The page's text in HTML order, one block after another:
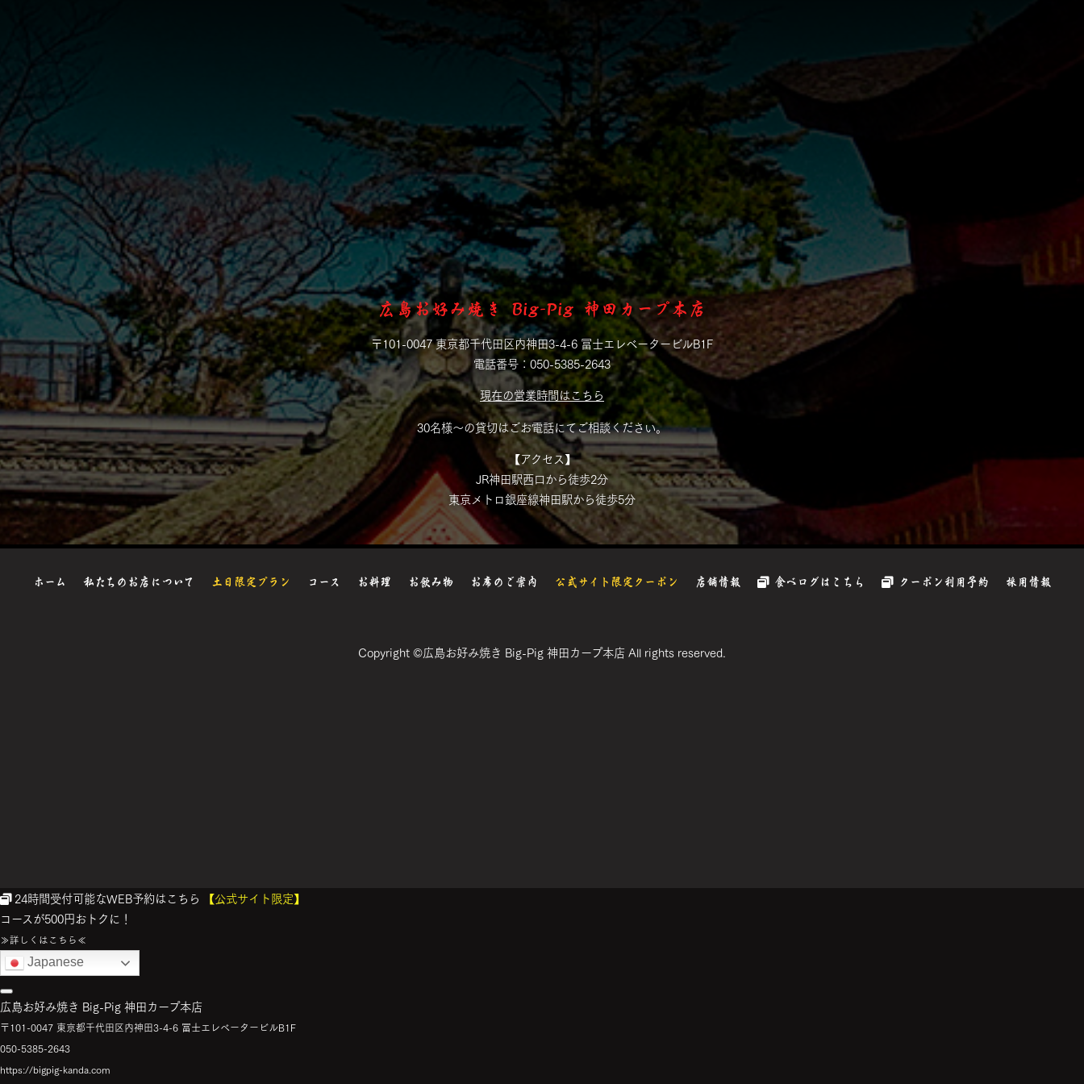
広島お好み焼き Big-Pig 神田カープ本店
〒101-0047 東京都千代田区内神田3-4-6 冨士エレベータービルB1F
電話番号：050-5385-2643
現在の営業時間はこちら
30名様～の貸切はごお電話にてご相談ください。
【アクセス】
JR神田駅西口から徒歩2分
東京メトロ銀座線神田駅から徒歩5分
ホーム 私たちのお店について 土日限定プラン コース お料理 お飲み物 お席のご案内 公式サイト限定クーポン 店舗情報 食べログはこちら クーポン利用予約 採用情報
Copyright ©広島お好み焼き Big-Pig 神田カープ本店 All rights reserved.
24時間受付可能なWEB予約はこちら
【公式サイト限定】
コースが500円おトクに！
≫詳しくはこちら≪
Japanese
広島お好み焼き Big-Pig 神田カープ本店
〒101-0047 東京都千代田区内神田3-4-6 冨士エレベータービルB1F
050-5385-2643
https://bigpig-kanda.com